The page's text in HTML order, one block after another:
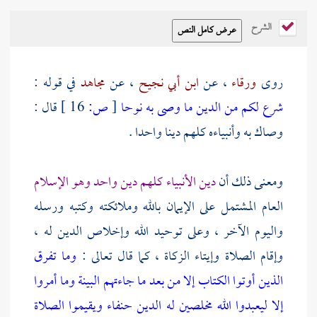
الشرح
روى ورقاء ، عنابن أبي نجيح ، عنمجاهد في قوله :
شرع لكم من الدين ما وصى به نوحا [ص:
قال :
وصاك به وأنبياءه كلهم دينا واحدا .
ومعنى ذلك أندين الأنبياء كلهم دين واحد وهو الإسلام
العام المشتمل على الإيمان بالله وملائكته وكتبه ورسله
واليوم الآخر ، وعلى توحيد الله وإخلاص الدين له ،
وإقام الصلاة وإيتاء الزكاة ، كما قال تعالى : وما تفرق
الذين أوتوا الكتاب إلا من بعد ما جاءتهم البينةوما أمروا
إلا ليعبدوا الله مخلصين له الدين حنفاء ويقيموا الصلاة